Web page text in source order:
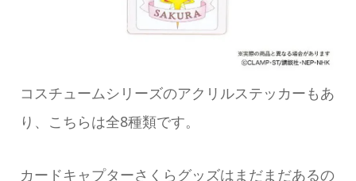
コスチュームシリーズのアクリルステッカーもあ
り、こちらは全8種類です。
カードキャプターさくらグッズはまだまだあるの